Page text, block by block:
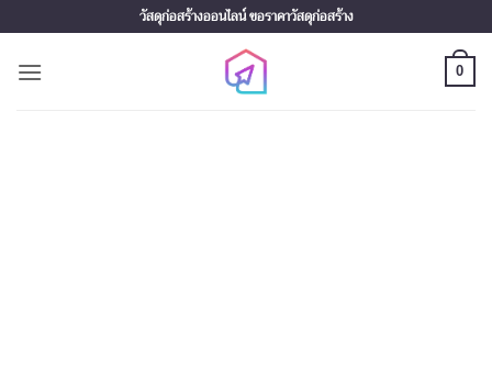
to
content
วัสดุก่อสร้างออนไลน์ ขอราคาวัสดุก่อสร้าง
0